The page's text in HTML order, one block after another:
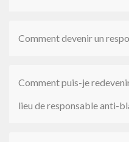
Comment devenir un
Comment puis-je
lieu de responsable anti-